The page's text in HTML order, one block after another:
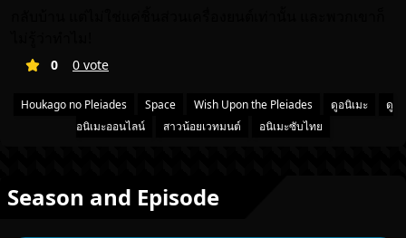
0 0 vote
Houkago no Pleiades Space Wish Upon the Pleiades ดูอนิเมะ
ดู
อนิเมะออนไลน์
สาวน้อยเวทมนต์ อนิเมะซับไทย
Season and Episode